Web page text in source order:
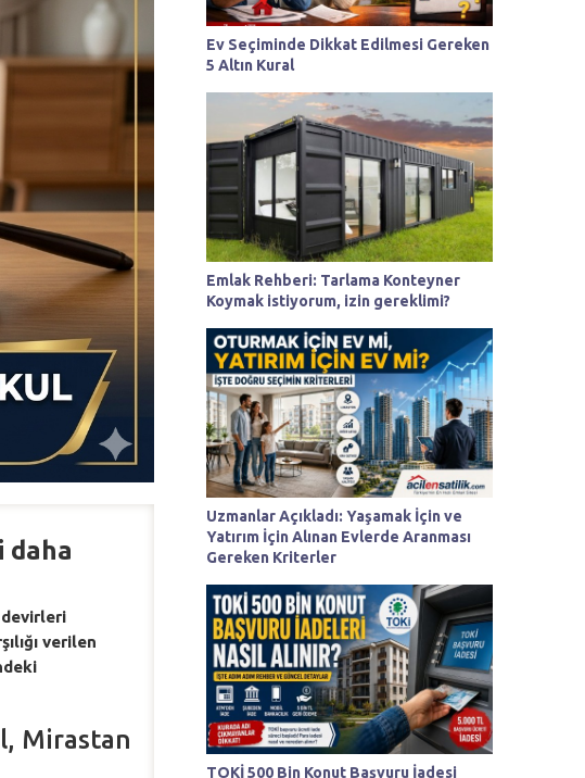
daha
devirleri
verilen
Mirastan
Ev Seçiminde Dikkat Edilmesi Gereken
5 Altın Kural
Emlak Rehberi: Tarlama Konteyner
Koymak istiyorum, izin gereklimi?
Uzmanlar Açıkladı: Yaşamak İçin ve
Yatırım İçin Alınan Evlerde Aranması
Gereken Kriterler
TOKİ 500 Bin Konut Başvuru İadesi